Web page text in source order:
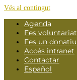
Vés al contingut
Agenda
Fes voluntariat
Fes un donatiu
Accés intranet
Contactar
Español